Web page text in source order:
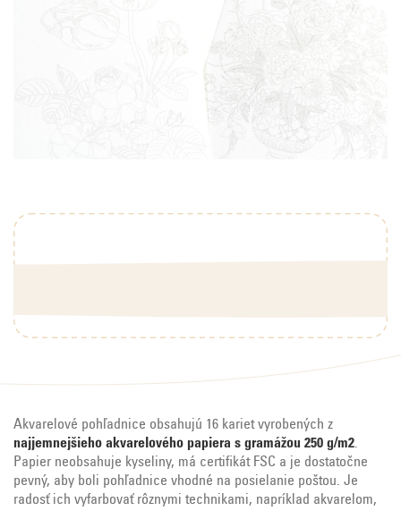
Akvarelové pohľadnice obsahujú 16 kariet vyrobených z
najjemnejšieho akvarelového papiera s gramážou 250 g/m2.
Papier neobsahuje kyseliny, má certifikát FSC a je dostatočne
pevný, aby boli pohľadnice vhodné na posielanie poštou. Je
radosť ich vyfarbovať rôznymi technikami, napríklad akvarelom,